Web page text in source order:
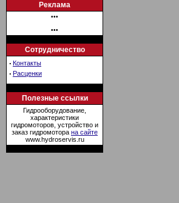
Реклама
•••
•••
Сотрудничество
· Контакты
· Расценки
Полезные ссылки
Гидрооборудование,
характеристики
гидромоторов, устройство и
заказ гидромотора на сайте
www.hydroservis.ru